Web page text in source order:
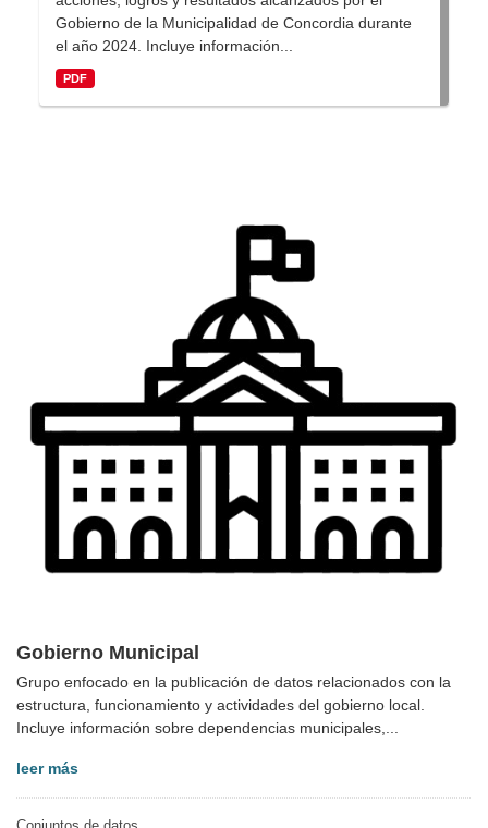
Gobierno Municipal
Grupo enfocado en la publicación de datos relacionados con la
estructura, funcionamiento y actividades del gobierno local.
Incluye información sobre dependencias municipales,...
leer más
Gobierno de la Municipalidad de Concordia durante
el año 2024. Incluye información...
PDF